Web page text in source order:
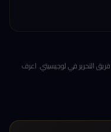
التحرير في لوجيسيتي. اعرف